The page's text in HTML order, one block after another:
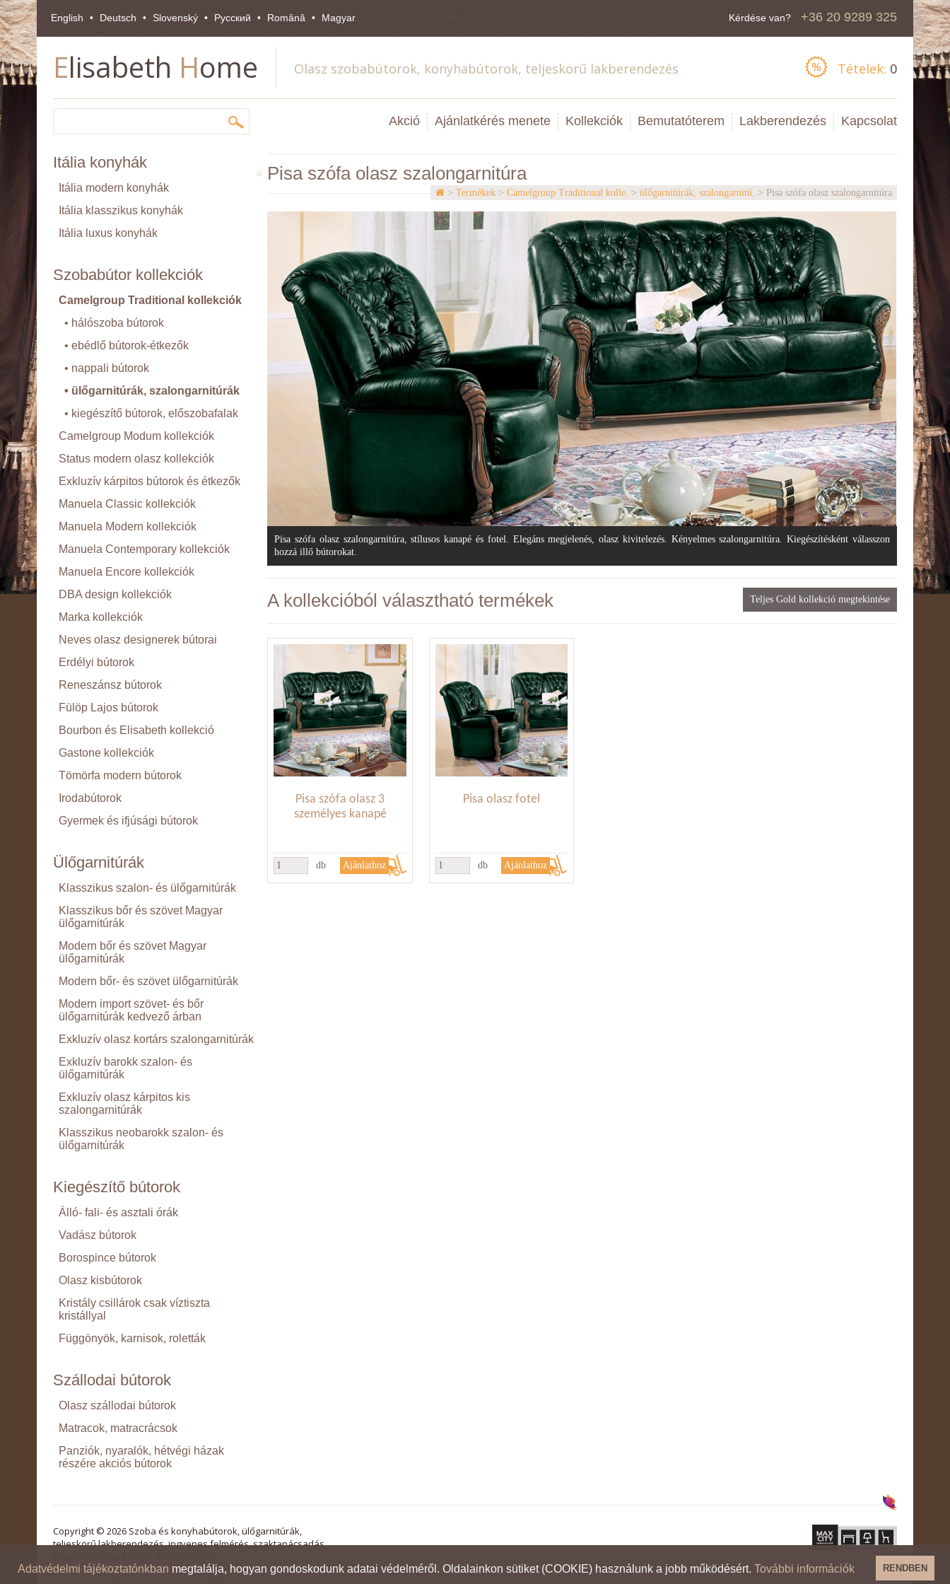
English Deutsch Slovenský Pусский Română Magyar Kérdése van? +36 20 9289 325
Elisabeth Home Olasz szobabútorok, konyhabútorok, teljeskörű lakberendezés Tételek: 0
Akció Ajánlatkérés menete Kollekciók Bemutatóterem Lakberendezés Kapcsolat
Itália konyhák
Itália modern konyhák
Itália klasszikus konyhák
Itália luxus konyhák
Szobabútor kollekciók
Camelgroup Traditional kollekciók
• hálószoba bútorok
• ebédlő bútorok-étkezők
• nappali bútorok
• ülőgarnitúrák, szalongarnitúrák
• kiegészítő bútorok, előszobafalak
Camelgroup Modum kollekciók
Status modern olasz kollekciók
Exkluzív kárpitos bútorok és étkezők
Manuela Classic kollekciók
Manuela Modern kollekciók
Manuela Contemporary kollekciók
Manuela Encore kollekciók
DBA design kollekciók
Marka kollekciók
Neves olasz designerek bútorai
Erdélyi bútorok
Reneszánsz bútorok
Fülöp Lajos bútorok
Bourbon és Elisabeth kollekció
Gastone kollekciók
Tömörfa modern bútorok
Irodabútorok
Gyermek és ifjúsági bútorok
Ülőgarnitúrák
Klasszikus szalon- és ülőgarnitúrák
Klasszikus bőr és szövet Magyar
ülőgarnitúrák
Modern bőr és szövet Magyar
ülőgarnitúrák
Modern bőr- és szövet ülőgarnitúrák
Modern import szövet- és bőr
ülőgarnitúrák kedvező árban
Exkluzív olasz kortárs szalongarnitúrák
Exkluzív barokk szalon- és
ülőgarnitúrák
Exkluzív olasz kárpitos kis
szalongarnitúrák
Klasszikus neobarokk szalon- és
ülőgarnitúrák
Kiegészítő bútorok
Álló- fali- és asztali órák
Vadász bútorok
Borospince bútorok
Olasz kisbútorok
Kristály csillárok csak víztiszta
kristállyal
Függönyök, karnisok, roletták
Szállodai bútorok
Olasz szállodai bútorok
Matracok, matracrácsok
Panziók, nyaralók, hétvégi házak
részére akciós bútorok
Pisa szófa olasz szalongarnitúra
«
> Termékek> Camelgroup Traditional kolle. > ülőgarnitúrák, szalongarnitú. > Pisa szófa olasz szalongarnitúra
< >
Pisa szófa olasz szalongarnitúra, stílusos kanapé és fotel. Elegáns megjelenés, olasz kivitelezés. Kényelmes szalongarnitúra. Kiegészítésként válasszon
hozzá illő bútorokat.
A kollekcióból választható termékek Teljes Gold kollekció megtekintése
Pisa szófa olasz 3
személyes kanapé
db
Pisa olasz fotel
db
Copyright © 2026 Szoba és konyhabútorok, ülőgarnitúrák,
teljeskörű lakberendezés, ingyenes felmérés, szaktanácsadás
RENDBEN
Adatvédelmi tájékoztatónkban megtalálja, hogyan gondoskodunk adatai védelméről. Oldalainkon sütiket (COOKIE) használunk a jobb működésért. További információk